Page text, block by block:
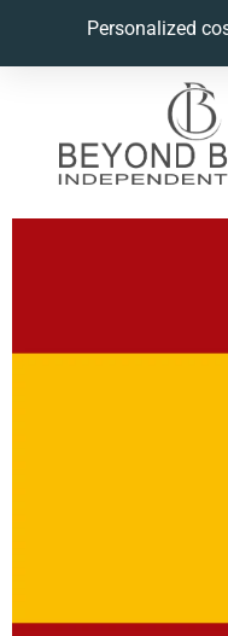
Personalized